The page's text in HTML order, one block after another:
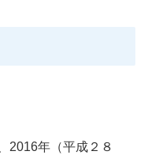
2016年（平成２８